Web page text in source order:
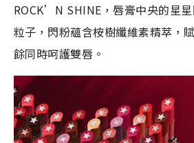
ROCK’N SHINE，唇膏中央的星
粒子，閃粉蘊含桉樹纖維素精萃，
餘同時呵護雙唇。